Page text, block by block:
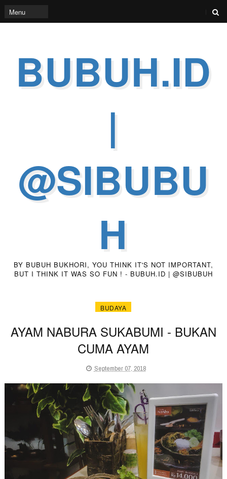
BUBUH.ID
|
@SIBUBU
H
BY BUBUH BUKHORI, YOU THINK IT'S NOT IMPORTANT,
BUT I THINK IT WAS SO FUN ! - BUBUH.ID | @SIBUBUH
BUDAYA
AYAM NABURA SUKABUMI - BUKAN
CUMA AYAM
September 07, 2018